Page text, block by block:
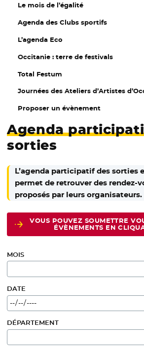
Le mois de l’égalité
Agenda des Clubs sportifs
L’agenda Eco
Occitanie : terre de festivals
Total Festum
Journées des Ateliers d’Artistes
Proposer un évènement
Agenda
sorties
L’agenda participatif des sorties
permet de retrouver des rendez-
proposés par leurs organisateurs.
VOUS POUVEZ SOUMETTRE
ÉVÈNEMENTS EN
MOIS
DATE
DÉPARTEMENT